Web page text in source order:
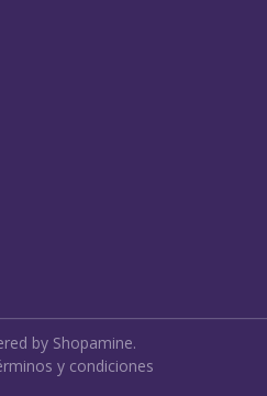
by Shopamine.
y condiciones